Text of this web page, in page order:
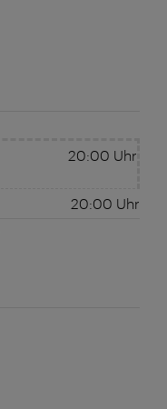
20:00 Uhr
20:00 Uhr